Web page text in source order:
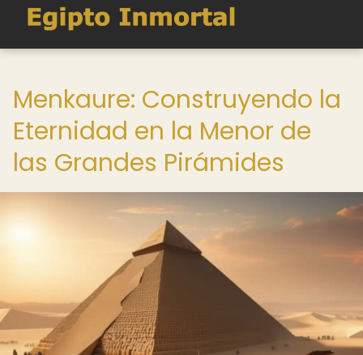
Menkaure: Construyendo la
Eternidad en la Menor de
las Grandes Pirámides